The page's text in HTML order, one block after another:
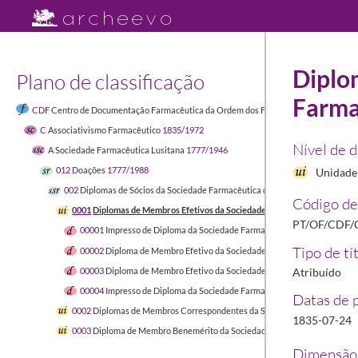
Plano de classificação
CDFCentro de Documentação Farmacêutica da Ordem dos Farmacêuticos 1449-04-
C Associativismo Farmacêutico 1835/1972
ASociedade Farmacêutica Lusitana 1777/1946
012 Doações 1777/1988
002 Diplomas de Sócios da Sociedade Farmacêutica de Lisboa/Lusitana
0001 Diplomas de Membros Efetivos da Sociedade Farmacêutica de
00001 Impresso de Diploma da Sociedade Farmacêutica de Lisboa1835/
00002 Diploma de Membro Efetivo da Sociedade Farmacêutica de
00003 Diploma de Membro Efetivo da Sociedade Farmacêutica Lusitana
00004 Impresso de Diploma da Sociedade Farmacêutica Lusitana
0002 Diplomas de Membros Correspondentes da Sociedade Farmacêutica
0003 Diploma de Membro Benemérito da Sociedade Farmacêutica Lusitana
Nível de
Código
PT/OF/
Tipo de
Atribuído
Datas de
1835-07-24